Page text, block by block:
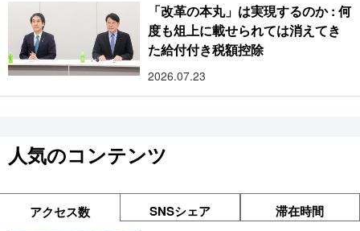
「改革の本丸」は実現するのか : 何
度も俎上に載せられては消えてき
た給付付き税額控除
2026.07.23
人気のコンテンツ
アクセス数 SNSシェア 滞在時間